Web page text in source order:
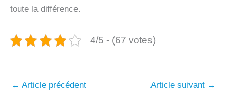
toute la différence.
4/5 - (67 votes)
← Article précédent Article suivant →